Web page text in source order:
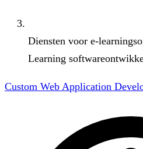
Diensten voor e-
Learning
Custom Web Application